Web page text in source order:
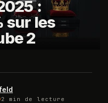
:
sur les
2
2 min de lecture